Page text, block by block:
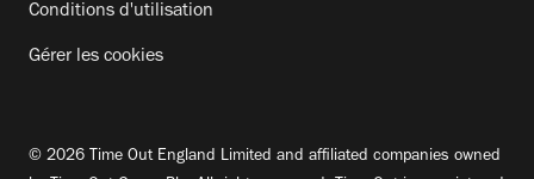
Conditions d'utilisation
Gérer les cookies
© 2026 Time Out England Limited and affiliated companies owned